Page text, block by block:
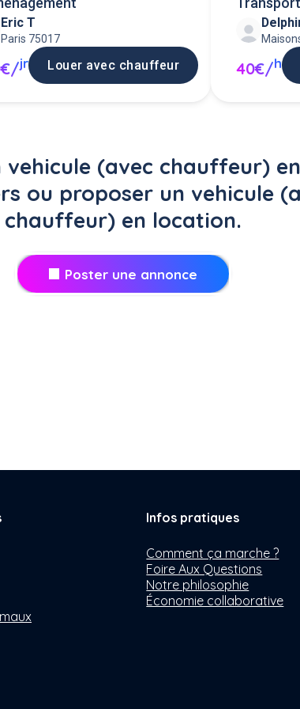
Eric T
Paris 75017
jr Louer avec chauffeur
démonté
40€/h
vehicule (avec chauffeur)
ou proposer un vehicule
chauffeur) en location.
Poster une annonce
Infos pratiques
Comment ça marche ?
Foire Aux Questions
Notre philosophie
Économie collaborative